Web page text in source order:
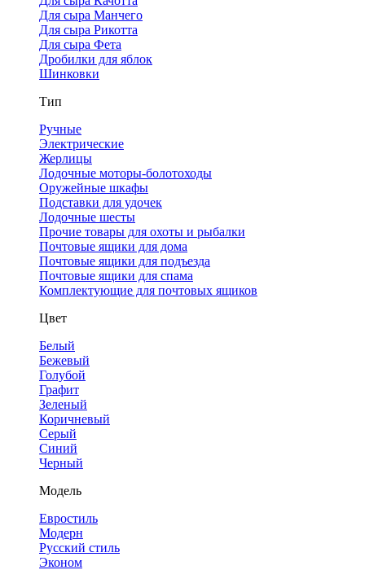
Для сыра Манчего
Для сыра Рикотта
Для сыра Фета
Дробилки для яблок
Шинковки
Тип
Ручные
Электрические
Жерлицы
Лодочные моторы-болотоходы
Оружейные шкафы
Подставки для удочек
Лодочные шесты
Прочие товары для охоты и рыбалки
Почтовые ящики для дома
Почтовые ящики для подъезда
Почтовые ящики для спама
Комплектующие для почтовых ящиков
Цвет
Белый
Бежевый
Голубой
Графит
Зеленый
Коричневый
Серый
Синий
Черный
Модель
Евростиль
Модерн
Русский стиль
Эконом